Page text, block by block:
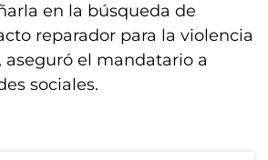
en la búsqueda de
reparador para la violencia
aseguró el mandatario a
sociales.